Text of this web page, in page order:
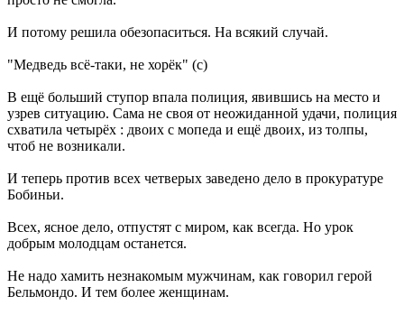
И потому решила обезопаситься. На всякий случай.
"Медведь всё-таки, не хорёк" (с)
В ещё больший ступор впала полиция, явившись на место и
узрев ситуацию. Сама не своя от неожиданной удачи, полиция
схватила четырёх : двоих с мопеда и ещё двоих, из толпы,
чтоб не возникали.
И теперь против всех четверых заведено дело в прокуратуре
Бобиньи.
Всех, ясное дело, отпустят с миром, как всегда. Но урок
добрым молодцам останется.
Не надо хамить незнакомым мужчинам, как говорил герой
Бельмондо. И тем более женщинам.